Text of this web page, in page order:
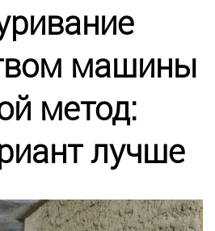
Цены
ремонта
машины
метод:
лучше